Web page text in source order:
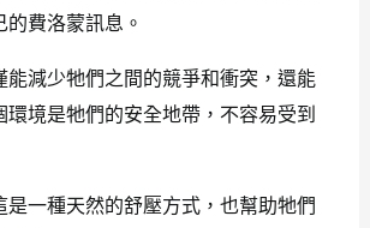
費洛蒙訊息。
能減少牠們之間的競爭和衝突，還能
環境是牠們的安全地帶，不容易受到
是一種天然的舒壓方式，也幫助牠們